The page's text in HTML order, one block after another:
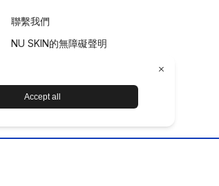
聯繫我們
NU SKIN的無障礙聲明
退款政策
设备保养和维护